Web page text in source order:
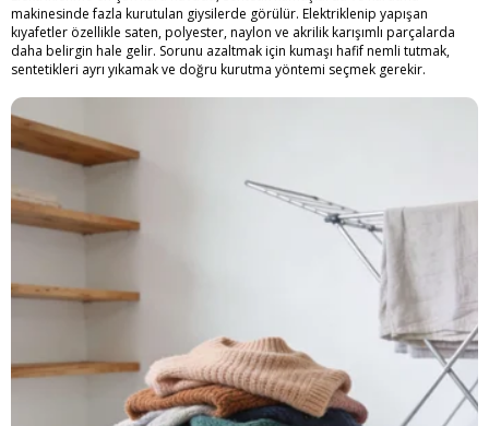
makinesinde fazla kurutulan giysilerde görülür. Elektriklenip yapışan
kıyafetler özellikle saten, polyester, naylon ve akrilik karışımlı parçalarda
daha belirgin hale gelir. Sorunu azaltmak için kumaşı hafif nemli tutmak,
sentetikleri ayrı yıkamak ve doğru kurutma yöntemi seçmek gerekir.